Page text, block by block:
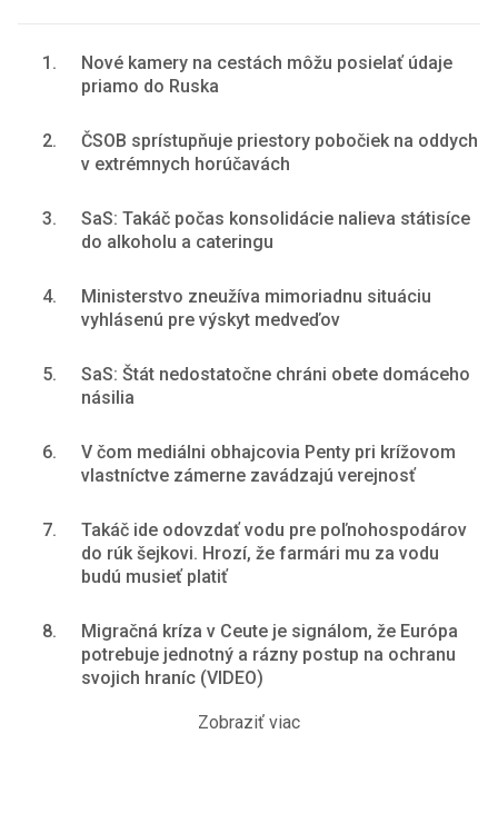
1.
Nové kamery na cestách môžu posielať údaje
priamo do Ruska
2.
ČSOB sprístupňuje priestory pobočiek na oddych
v extrémnych horúčavách
3.
SaS: Takáč počas konsolidácie nalieva státisíce
do alkoholu a cateringu
4.
Ministerstvo zneužíva mimoriadnu situáciu
vyhlásenú pre výskyt medveďov
5.
SaS: Štát nedostatočne chráni obete domáceho
násilia
6.
V čom mediálni obhajcovia Penty pri krížovom
vlastníctve zámerne zavádzajú verejnosť
7.
Takáč ide odovzdať vodu pre poľnohospodárov
do rúk šejkovi. Hrozí, že farmári mu za vodu
budú musieť platiť
8.
Migračná kríza v Ceute je signálom, že Európa
potrebuje jednotný a rázny postup na ochranu
svojich hraníc (VIDEO)
Zobraziť viac